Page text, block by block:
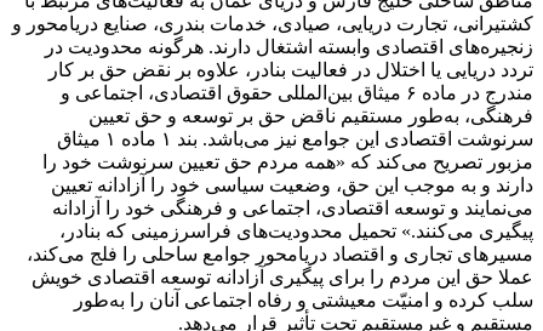
کشتیرانی، تجارت دریایی، صیادی، خدمات بندری، صنایع دریامحور و
زنجیره‌های اقتصادی وابسته اشتغال دارند. هرگونه محدودیت در
تردد دریایی یا اختلال در فعالیت بنادر، علاوه بر نقض حق بر کار
مندرج در ماده ۶ میثاق بین‌المللی حقوق اقتصادی، اجتماعی و
فرهنگی، به‌طور مستقیم ناقض حق بر توسعه و حق تعیین
سرنوشت اقتصادی این جوامع نیز می‌باشد. بند ۱ ماده ۱ میثاق
مزبور تصریح می‌کند که «همه مردم حق تعیین سرنوشت خود را
دارند و به موجب این حق، وضعیت سیاسی خود را آزادانه تعیین
می‌نمایند و توسعه اقتصادی، اجتماعی و فرهنگی خود را آزادانه
پیگیری می‌کنند.» تحمیل محدودیت‌های فراسرزمینی که بنادر،
مسیرهای تجاری و اقتصاد دریامحور جوامع ساحلی را فلج می‌کند،
عملا حق این مردم را برای پیگیری آزادانه توسعه اقتصادی خویش
سلب کرده و امنیّت معیشتی و رفاه اجتماعی آنان را به‌طور
مستقیم و غیرمستقیم تحت تأثیر قرار می‌دهد.